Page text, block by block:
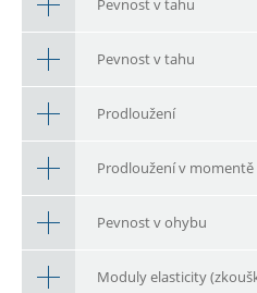
Pevnost v tahu
Pevnost v tahu
Prodloužení
Prodloužení v
Pevnost v ohybu
Moduly elasticity